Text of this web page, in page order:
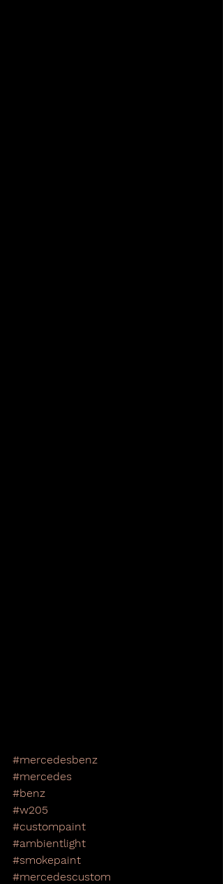
#mercedesbenz
#mercedes
#benz
#w205
#custompaint
#ambientlight
#smokepaint
#mercedescustom